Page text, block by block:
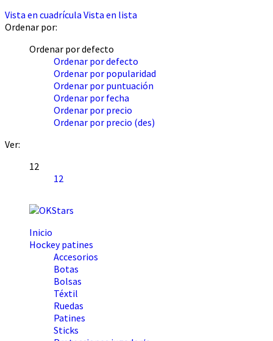
Vista en cuadrícula Vista en lista
Ordenar por:
Ordenar por defecto
Ordenar por defecto
Ordenar por popularidad
Ordenar por puntuación
Ordenar por fecha
Ordenar por precio
Ordenar por precio (des)
Ver:
12
12
Inicio
Hockey patines
Accesorios
Botas
Bolsas
Téxtil
Ruedas
Patines
Sticks